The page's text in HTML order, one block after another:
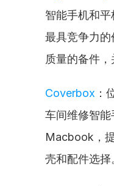
智能手机和
最具竞争力
质量的备件，
Coverbox ：
车间维修智
Macbook，
壳和配件选择